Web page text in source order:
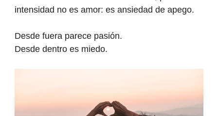
intensidad no es amor: es ansiedad de apego.
Desde fuera parece pasión.
Desde dentro es miedo.